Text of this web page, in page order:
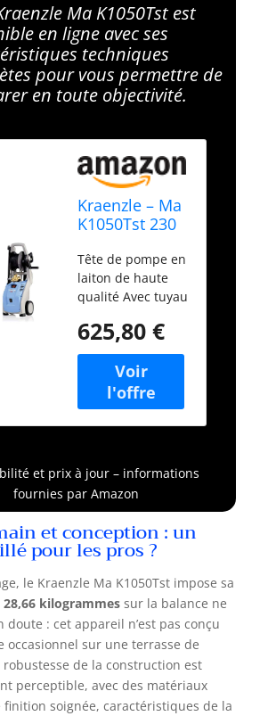
Ma K1050Tst est
en ligne avec ses
techniques
pour vous permettre de
en toute objectivité.
Kraenzle – Ma
K1050Tst 230
haute
pression 130
bars 7,5 L
Tête de pompe en
laiton de haute
qualité Avec tuyau
Mobile et facile à
transporter
Excellent contenu
comme tuyau,
pistolet et crasse
130 bar de
et 160 bars de
max
625,80 €
et prix à jour – informations
fournies par Amazon
et conception : un
pour les pros ?
le Kraenzle Ma K1050Tst impose sa
28,66 kilogrammessur la balance ne
doute : cet appareil n’est pas conçu
occasionnel sur une terrasse de
de la construction est
perceptible, avec des matériaux
finition soignée, caractéristiques de la